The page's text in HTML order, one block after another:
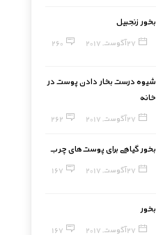
بخور زنجبیل
27 آگوست, 2017 260
شیوه درست بخار دادن پوست در
خانه
27 آگوست, 2017 262
بخور گیاهی برای پوست‌های چرب
27 آگوست, 2017 167
بخور
27 آگوست, 2017 167